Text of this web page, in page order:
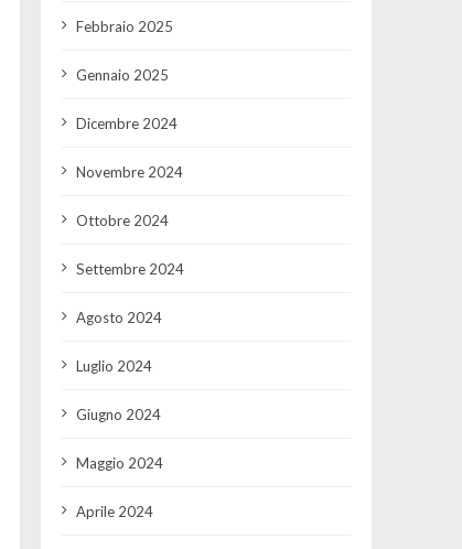
Febbraio 2025
Gennaio 2025
Dicembre 2024
Novembre 2024
Ottobre 2024
Settembre 2024
Agosto 2024
Luglio 2024
Giugno 2024
Maggio 2024
Aprile 2024